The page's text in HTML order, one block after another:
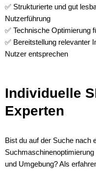
✅ Strukturierte und gut
Nutzerführung
✅ Technische Optimierung
✅ Bereitstellung relevanter
Nutzer entsprechen
Individuelle
Experten
Bist du auf der Suche nach
und Umgebung? Als